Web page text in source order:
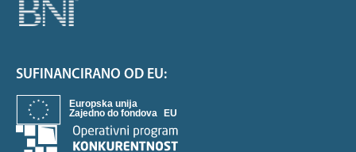
SUFINANCIRANO OD EU: